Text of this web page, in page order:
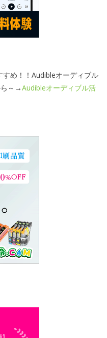
め！！Audibleオーディブル
ら～→Audibleオーディブル活